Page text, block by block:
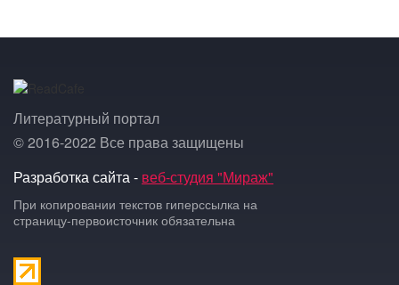
Литературный портал
© 2016-2022 Все права защищены
Разработка сайта - веб-студия "Мираж"
При копировании текстов гиперссылка на
страницу-первоисточник обязательна